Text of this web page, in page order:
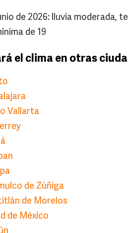
de 2026: lluvia moderada,
de 19
el clima en otras
Vallarta
de Zúñiga
de Morelos
de México